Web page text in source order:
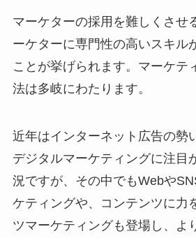
マーケターの採用を難しくさせ
ーケターに専門性の高いスキル
ことが挙げられます。マーケテ
法は多岐にわたります。
近年はインターネット広告の勢
デジタルマーケティングに注目
況ですが、その中でもWebや
ケティングや、コンテンツに力
ツマーケティングも登場し、よ